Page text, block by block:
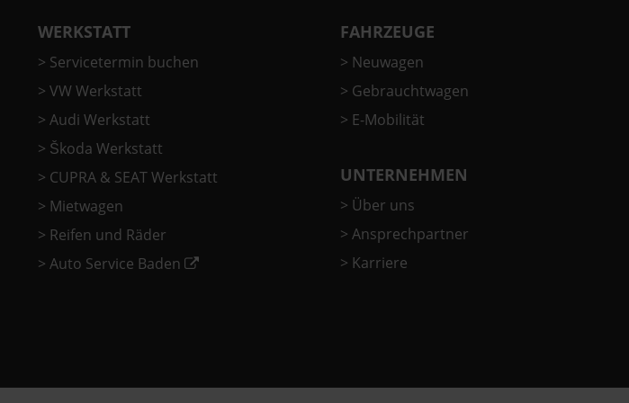
WERKSTATT
> Servicetermin buchen
> VW Werkstatt
> Audi Werkstatt
> Škoda Werkstatt
> CUPRA & SEAT Werkstatt
> Mietwagen
> Reifen und Räder
> Auto Service Baden
FAHRZEUGE
> Neuwagen
> Gebrauchtwagen
> E-Mobilität
UNTERNEHMEN
> Über uns
> Ansprechpartner
> Karriere